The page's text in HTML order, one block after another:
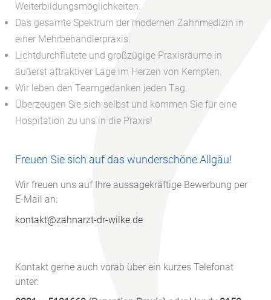
Weiterbildungsmöglichkeiten.
Das gesamte Spektrum der modernen Zahnmedizin in
einer Mehrbehandlerpraxis.
Lichtdurchflutete und großzügige Praxisräume in
äußerst attraktiver Lage im Herzen von Kempten.
Wir leben den Teamgedanken jeden Tag.
Überzeugen Sie sich selbst und kommen Sie für eine
Hospitation zu uns in die Praxis!
Freuen Sie sich auf das wunderschöne Allgäu!
Wir freuen uns auf Ihre aussagekräftige Bewerbung per
E-Mail an:
kontakt@zahnarzt-dr-wilke.de
Kontakt gerne auch vorab über ein kurzes Telefonat
unter: